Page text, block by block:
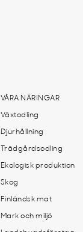
VÅRA NÄRINGAR
Växtodling
Djurhållning
Trädgårdsodling
Ekologisk produktion
Skog
Finländsk mat
Mark och miljö